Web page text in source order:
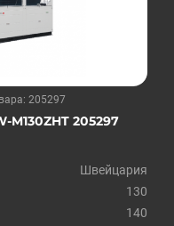
205297
M130ZHT 205297
Швейцария
130
140